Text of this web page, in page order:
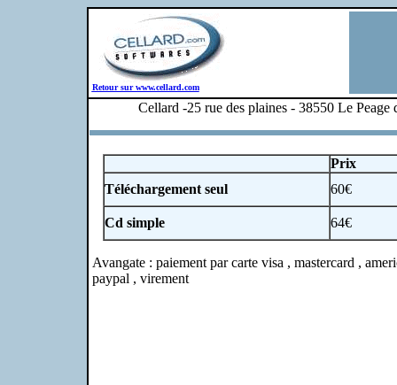
Retour sur www.cellard.com
Cellard -25 rue des plaines - 38550 Le
Prix
Téléchargement seul
60€
Cd simple 64€
Avangate : paiement par carte visa , mastercard ,
paypal , virement